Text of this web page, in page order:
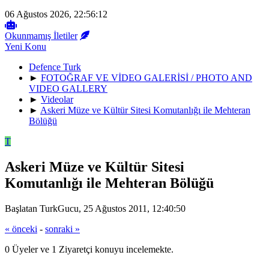
06 Ağustos 2026, 22:56:12
Okunmamış İletiler
Yeni Konu
Defence Turk
► FOTOĞRAF VE VİDEO GALERİSİ / PHOTO AND
VIDEO GALLERY
► Videolar
► Askeri Müze ve Kültür Sitesi Komutanlığı ile Mehteran
Bölüğü
T
Askeri Müze ve Kültür Sitesi
Komutanlığı ile Mehteran Bölüğü
Başlatan TurkGucu, 25 Ağustos 2011, 12:40:50
« önceki - sonraki »
0 Üyeler ve 1 Ziyaretçi konuyu incelemekte.